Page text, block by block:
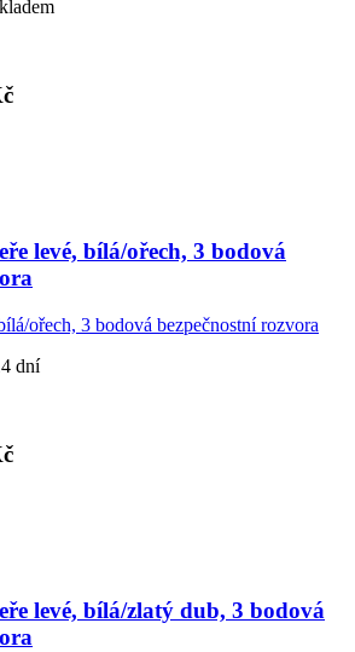
levé, bílá/ořech, 3 bodová
dní
levé, bílá/zlatý dub, 3 bodová